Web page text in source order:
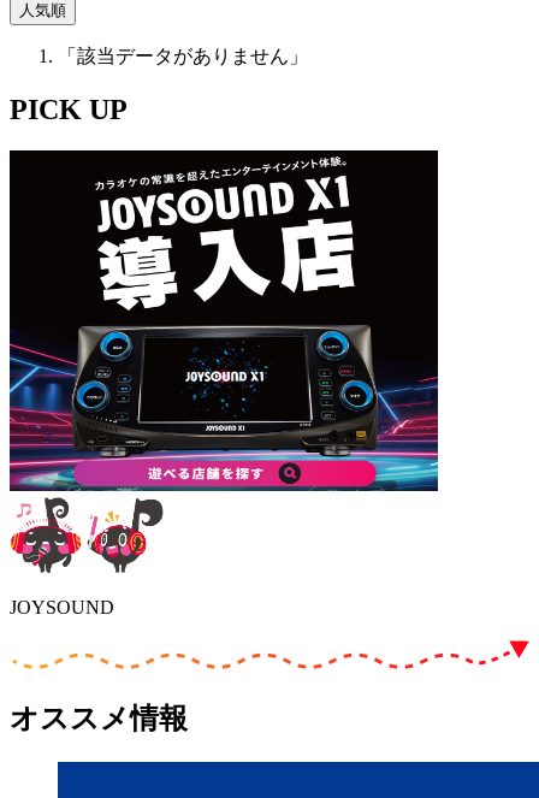
人気順
「該当データがありません」
PICK UP
JOYSOUND
オススメ情報